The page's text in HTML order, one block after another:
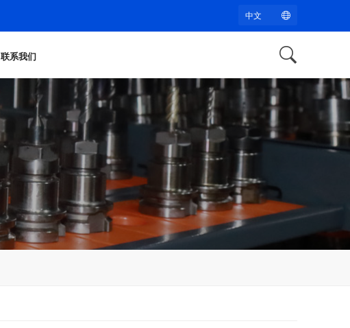
联系我们